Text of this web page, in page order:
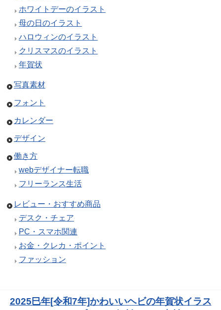
ホワイトデーのイラスト
母の日のイラスト
ハロウィンのイラスト
クリスマスのイラスト
年賀状
写真素材
フォント
カレンダー
デザイン
働き方
webデザイナー転職
フリーランス生活
レビュー・おすすめ商品
デスク・チェア
PC・スマホ関連
お金・クレカ・ポイント
ファッション
2025巳年[令和7年]かわいいヘビの年賀状イラス